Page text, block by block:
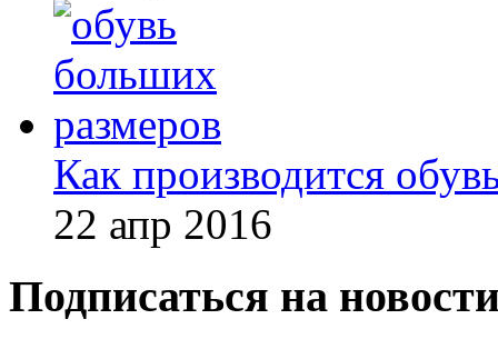
Как производится
22 апр 2016
Подписаться на